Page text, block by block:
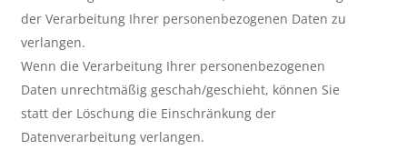
der Verarbeitung Ihrer personenbezogenen Daten zu
verlangen.
Wenn die Verarbeitung Ihrer personenbezogenen
Daten unrechtmäßig geschah/geschieht, können Sie
statt der Löschung die Einschränkung der
Datenverarbeitung verlangen.